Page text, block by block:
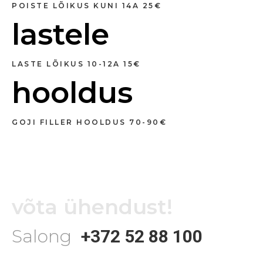
POISTE LÕIKUS KUNI 14A 25€
lastele
LASTE LÕIKUS 10-12A 15€
hooldus
GOJI FILLER HOOLDUS 70-90€
võta ühendust!
Salong +372 52 88 100